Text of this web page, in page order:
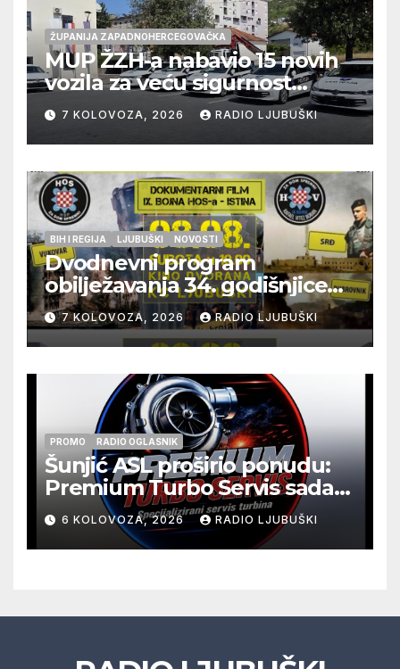
ŽUPANIJA ZAPADNOHERCEGOVAČKA
MUP ŽZH-a nabavio 15 novih
vozila za veću sigurnost
građana i učinkovitiji rad
policije
7 KOLOVOZA, 2026 RADIO LJUBUŠKI
BIH I REGIJA LJUBUŠKI NOVOSTI
Dvodnevni program
obilježavanja 34. godišnjice
pogibije generala Blaža
Kraljevića i osmorice
pripadnika HOS-a
7 KOLOVOZA, 2026 RADIO LJUBUŠKI
PROMO RADIO OGLASNIK
Šunjić ASL proširio ponudu:
Premium Turbo Servis sada
na jednoj adresi u Ljubuškom
6 KOLOVOZA, 2026 RADIO LJUBUŠKI